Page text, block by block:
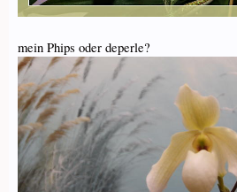
mein Phips oder deperle?